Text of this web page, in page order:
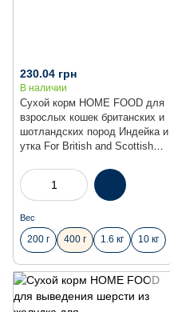
Сухой корм HOME FOOD для
взрослых кошек британских и
шотландских пород Индейка и
утка For British and Scottish
breeds, 400 г
230.04 грн
В наличии
Вес
200 г 400 г 1.6 кг 10 кг